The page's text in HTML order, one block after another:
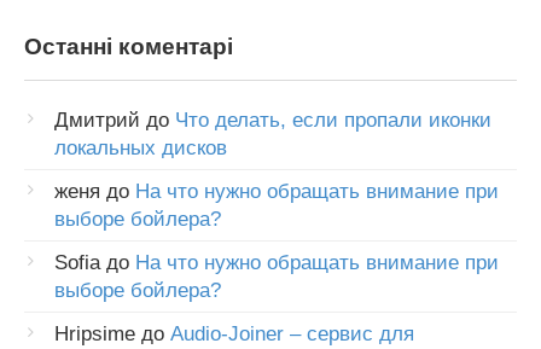
Останні коментарі
Дмитрий до Что делать, если пропали иконки
локальных дисков
женя до На что нужно обращать внимание при
выборе бойлера?
Sofiaдо На что нужно обращать внимание при
выборе бойлера?
Hripsime до Audio-Joiner – сервис для